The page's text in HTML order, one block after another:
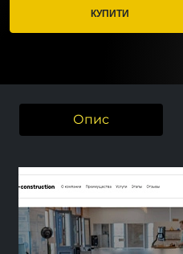
КУПИТИ
Опис